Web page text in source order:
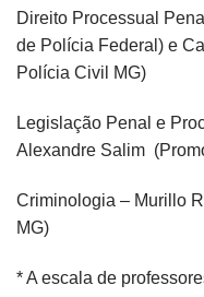
Direito Processual
de Polícia Federal) e
Polícia Civil MG)
Legislação Penal e
Alexandre Salim
Criminologia – Murillo
MG)
* A escala de